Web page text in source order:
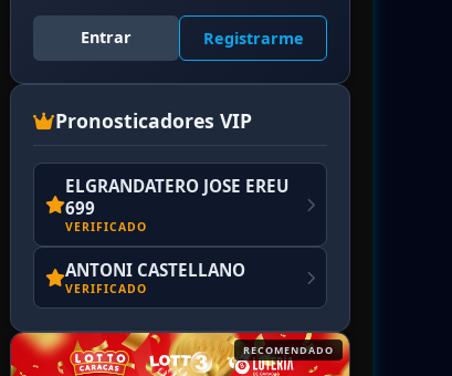
Entrar Registrarme
Pronosticadores VIP
ELGRANDATERO JOSE EREU
699
VERIFICADO
ANTONI CASTELLANO
VERIFICADO
RECOMENDADO